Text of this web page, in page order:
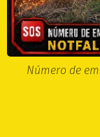
🆘 Número de